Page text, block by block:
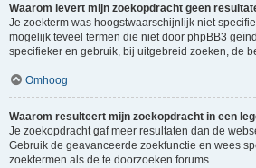
Waarom levert mijn zoekopdracht geen
Je zoekterm was hoogstwaarschijnlijk niet
mogelijk teveel termen die niet door phpBB3
specifieker en gebruik, bij uitgebreid zoeken, de
Omhoog
Waarom resulteert mijn zoekopdracht in een
Je zoekopdracht gaf meer resultaten dan de
Gebruik de geavanceerde zoekfunctie en wees
zoektermen als de te doorzoeken forums.